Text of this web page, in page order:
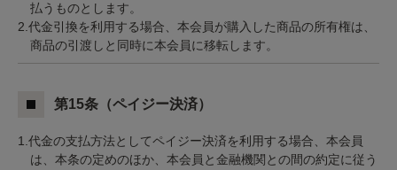
払うものとします。
2.代金引換を利用する場合、本会員が購入した商品の所有権は、
商品の引渡しと同時に本会員に移転します。
第15条（ペイジー決済）
1.代金の支払方法としてペイジー決済を利用する場合、本会員
は、本条の定めのほか、本会員と金融機関との間の約定に従う